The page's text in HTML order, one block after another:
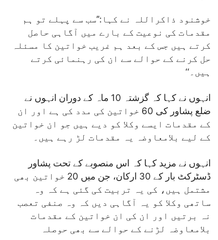
خوشنود ذاکراللہ نے کہا:’’سب سے پہلے تو ہم
مقدمات کی نوعیت کے بارے میں آگاہی حاصل
کرتے ہیں جس کے بعد ہم غریب خواتین کا مسئلہ
حل کرنے کے حوالے سے ان کی رہنمائی کرتے
ہیں۔‘‘
انہوں نے کہا کہ گزشتہ 10 ماہ کے دوران انہوں نے
ضلع پشاور کی 60 خواتین کی مدد کی ہے اور ان
کے مقدمات ایسے وکلا کو دیے ہیں جو ان خواتین
کے لیے بلامعاوضہ یہ مقدمات لڑ رہے ہیں۔
انہوں نے مزید کہا کہ اس منصوبے کے تحت پشاور
ڈسٹرکٹ بار کے 30 ارکان، جن میں 20 خواتین بھی
مشتمل ہیں، کی یہ تربیت کی گئی ہے کہ وہ
ساتھی وکلا کو یہ آگاہی دیں کہ وہ صنفی تعصب
نہ برتیں اور ان کی ان خواتین کے مقدمات
بلامعاوضہ لڑنے کے حوالے سے بھی حوصلہ